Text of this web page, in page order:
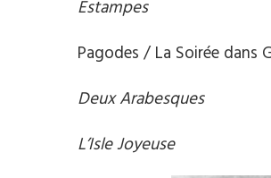
Estampes
Pagodes / La Soirée dans
Deux Arabesques
L’Isle Joyeuse